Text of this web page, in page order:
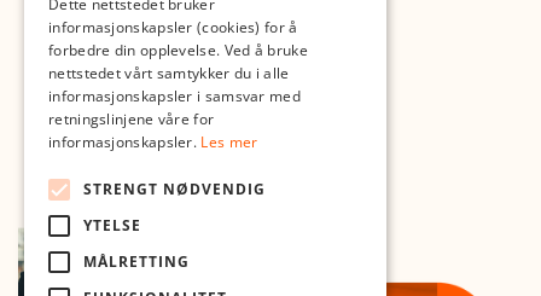
Dette nettstedet bruker
informasjonskapsler (cookies) for å
forbedre din opplevelse. Ved å bruke
nettstedet vårt samtykker du i alle
informasjonskapsler i samsvar med
retningslinjene våre for
informasjonskapsler. Les mer
STRENGT NØDVENDIG
YTELSE
MÅLRETTING